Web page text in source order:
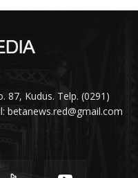
87, Kudus. Telp. (0291)
betanews.red@gmail.com